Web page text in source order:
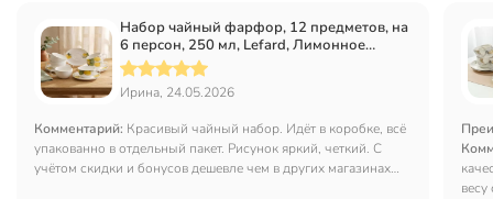
Набор чайный фарфор, 12 предметов, на
6 персон, 250 мл, Lefard, Лимонное
дерево, 358-2222
Ирина, 24.05.2026
Комментарий: Красивый чайный набор. Идёт в коробке, всё
упакованно в отдельный пакет. Рисунок яркий, четкий. С
учётом скидки и бонусов дешевле чем в других магазинах